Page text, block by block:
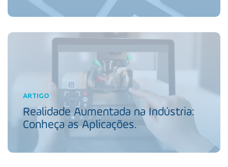
ARTIGO
Realidade Aumentada na Indústria:
Conheça as Aplicações.